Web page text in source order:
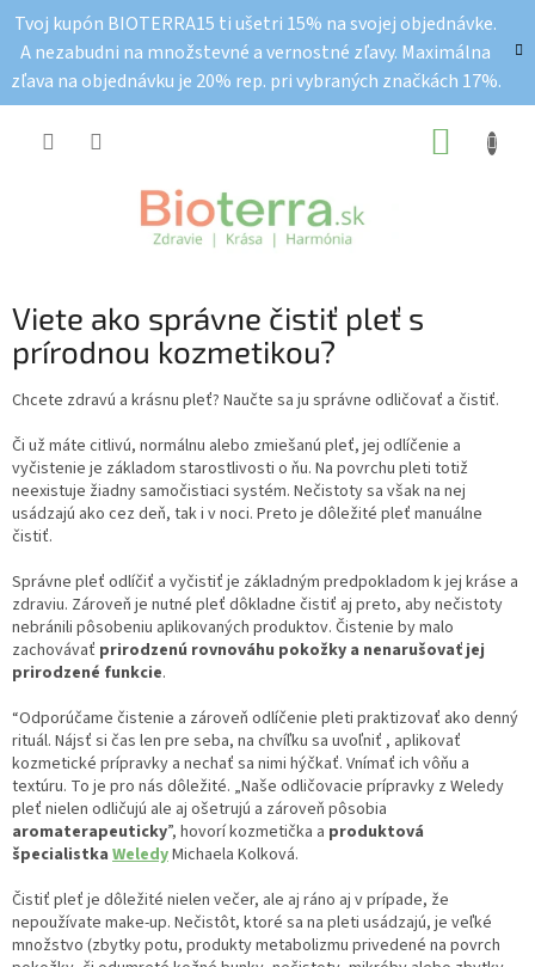
obsah
Tvoj kupón BIOTERRA15 ti ušetri 15% na svojej objednávke.
A nezabudni na množstevné a vernostné zľavy. Maximálna
zľava na objednávku je 20% rep. pri vybraných značkách 17%.
Viete ako správne čistiť pleť s
prírodnou kozmetikou?
Chcete zdravú a krásnu pleť? Naučte sa ju správne odličovať a čistiť.
Či už máte citlivú, normálnu alebo zmiešanú pleť, jej odlíčenie a
vyčistenie je základom starostlivosti o ňu. Na povrchu pleti totiž
neexistuje žiadny samočistiaci systém. Nečistoty sa však na nej
usádzajú ako cez deň, tak i v noci. Preto je dôležité pleť manuálne
čistiť.
Správne pleť odlíčiť a vyčistiť je základným predpokladom k jej kráse a
zdraviu. Zároveň je nutné pleť dôkladne čistiť aj preto, aby nečistoty
nebránili pôsobeniu aplikovaných produktov. Čistenie by malo
zachovávať prirodzenú rovnováhu pokožky a nenarušovať jej
prirodzené funkcie.
“Odporúčame čistenie a zároveň odlíčenie pleti praktizovať ako denný
rituál. Nájsť si čas len pre seba, na chvíľku sa uvoľniť , aplikovať
kozmetické prípravky a nechať sa nimi hýčkať. Vnímať ich vôňu a
textúru. To je pro nás dôležité. „Naše odličovacie prípravky z Weledy
pleť nielen odličujú ale aj ošetrujú a zároveň pôsobia
aromaterapeuticky”, hovorí kozmetička a produktová
špecialistka WeledyMichaela Kolková.
Čistiť pleť je dôležité nielen večer, ale aj ráno aj v prípade, že
nepoužívate make-up. Nečistôt, ktoré sa na pleti usádzajú, je veľké
množstvo (zbytky potu, produkty metabolizmu privedené na povrch